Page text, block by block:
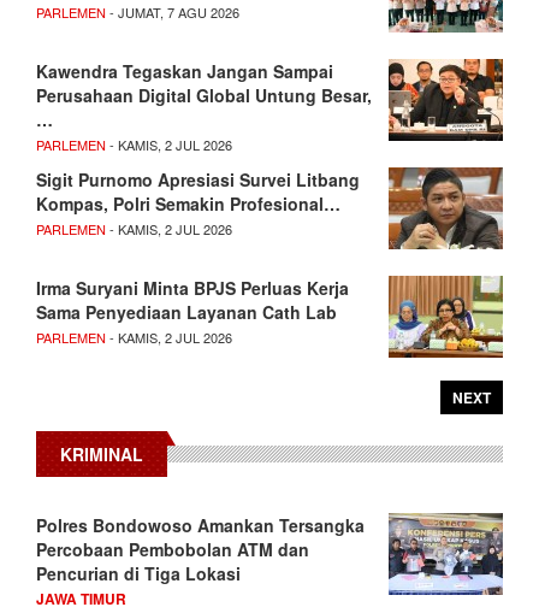
PARLEMEN - JUMAT, 7 AGU 2026
Kawendra Tegaskan Jangan Sampai
Perusahaan Digital Global Untung Besar,
…
PARLEMEN - KAMIS, 2 JUL 2026
Sigit Purnomo Apresiasi Survei Litbang
Kompas, Polri Semakin Profesional…
PARLEMEN - KAMIS, 2 JUL 2026
Irma Suryani Minta BPJS Perluas Kerja
Sama Penyediaan Layanan Cath Lab
PARLEMEN - KAMIS, 2 JUL 2026
NEXT
KRIMINAL
Polres Bondowoso Amankan Tersangka
Percobaan Pembobolan ATM dan
Pencurian di Tiga Lokasi
JAWA TIMUR